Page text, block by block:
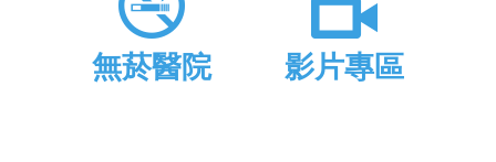
無菸醫院 影片專區